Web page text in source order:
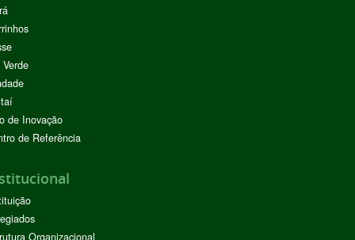
de Inovação
de Referência
Organizacional